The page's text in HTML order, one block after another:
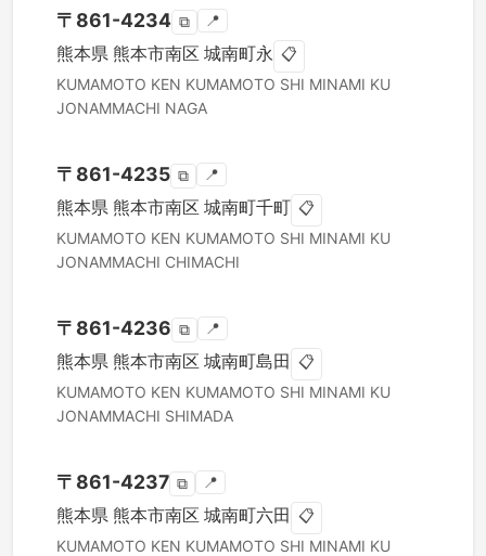
〒 861-4234 ⧉ 📍
熊本県 熊本市南区 城南町永 📋
KUMAMOTO KEN KUMAMOTO SHI MINAMI KU
JONAMMACHI NAGA
〒 861-4235 ⧉ 📍
熊本県 熊本市南区 城南町千町 📋
KUMAMOTO KEN KUMAMOTO SHI MINAMI KU
JONAMMACHI CHIMACHI
〒 861-4236 ⧉ 📍
熊本県 熊本市南区 城南町島田 📋
KUMAMOTO KEN KUMAMOTO SHI MINAMI KU
JONAMMACHI SHIMADA
〒 861-4237 ⧉ 📍
熊本県 熊本市南区 城南町六田 📋
KUMAMOTO KEN KUMAMOTO SHI MINAMI KU